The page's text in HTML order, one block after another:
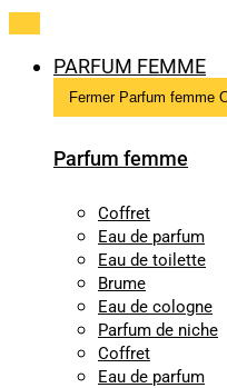
PARFUM FEMME
Fermer Parfum femme
Parfum femme
Coffret
Eau de parfum
Eau de toilette
Brume
Eau de cologne
Parfum de niche
Coffret
Eau de parfum